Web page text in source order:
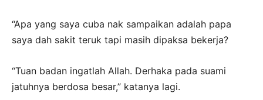
“Apa yang saya cuba nak sampaikan adalah papa
saya dah sakit teruk tapi masih dipaksa bekerja?
“Tuan badan ingatlah Allah. Derhaka pada suami
jatuhnya berdosa besar,” katanya lagi.